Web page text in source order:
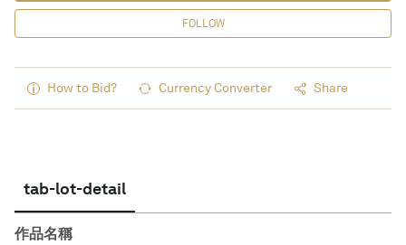
FOLLOW
How to Bid? Currency Converter Share
tab-lot-detail
作品名稱